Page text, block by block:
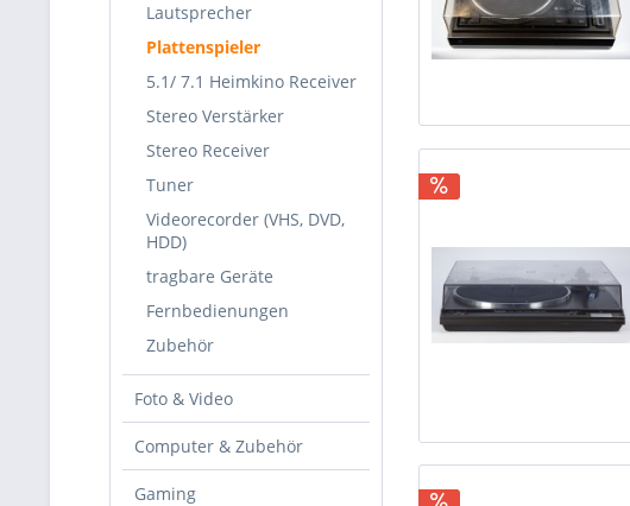
Lautsprecher
Plattenspieler
5.1/ 7.1 Heimkino Receiver
Stereo Verstärker
Stereo Receiver
Tuner
Videorecorder (VHS, DVD,
HDD)
tragbare Geräte
Fernbedienungen
Zubehör
Foto & Video
Computer & Zubehör
Gaming